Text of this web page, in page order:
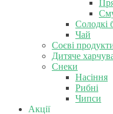
Солодкі
Чай
Соєві
Дитяче
Снеки
Насіння
Рибні
Чипси
Акції